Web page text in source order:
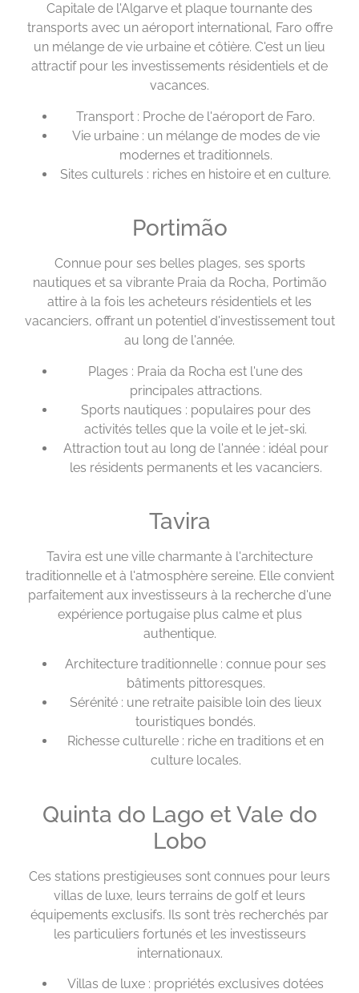
Capitale de l'Algarve et plaque tournante des
transports avec un aéroport international, Faro offre
un mélange de vie urbaine et côtière. C'est un lieu
attractif pour les investissements résidentiels et de
vacances.
Transport : Proche de l'aéroport de Faro.
Vie urbaine : un mélange de modes de vie
modernes et traditionnels.
Sites culturels : riches en histoire et en culture.
Portimão
Connue pour ses belles plages, ses sports
nautiques et sa vibrante Praia da Rocha, Portimão
attire à la fois les acheteurs résidentiels et les
vacanciers, offrant un potentiel d'investissement tout
au long de l'année.
Plages : Praia da Rocha est l'une des
principales attractions.
Sports nautiques : populaires pour des
activités telles que la voile et le jet-ski.
Attraction tout au long de l'année : idéal pour
les résidents permanents et les vacanciers.
Tavira
Tavira est une ville charmante à l'architecture
traditionnelle et à l'atmosphère sereine. Elle convient
parfaitement aux investisseurs à la recherche d'une
expérience portugaise plus calme et plus
authentique.
Architecture traditionnelle : connue pour ses
bâtiments pittoresques.
Sérénité : une retraite paisible loin des lieux
touristiques bondés.
Richesse culturelle : riche en traditions et en
culture locales.
Quinta do Lago et Vale do
Lobo
Ces stations prestigieuses sont connues pour leurs
villas de luxe, leurs terrains de golf et leurs
équipements exclusifs. Ils sont très recherchés par
les particuliers fortunés et les investisseurs
internationaux.
Villas de luxe : propriétés exclusives dotées